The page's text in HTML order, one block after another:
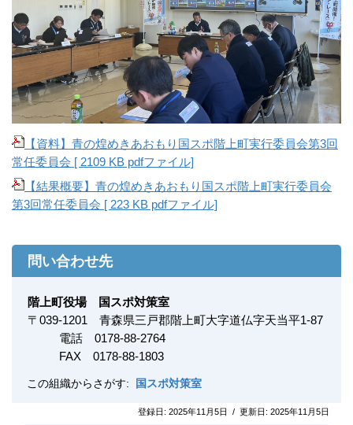
【資料】青の煌めきあおもり国スポ階上町実行委員会第3回
常任委員会 [ 2109 KB pdfファイル]
【結果概要】青の煌めきあおもり国スポ階上町実行委員会
第3回常任委員会 [ 223 KB pdfファイル]
問い合わせ先
階上町役場 国スポ対策室
〒 039-1201
青森県三戸郡階上町大字道仏字天当平1-87
電話 0178-88-2764
FAX 0178-88-1803
この組織からさがす: 国スポ対策室
登録日: 2025年11月5日 / 更新日: 2025年11月5日